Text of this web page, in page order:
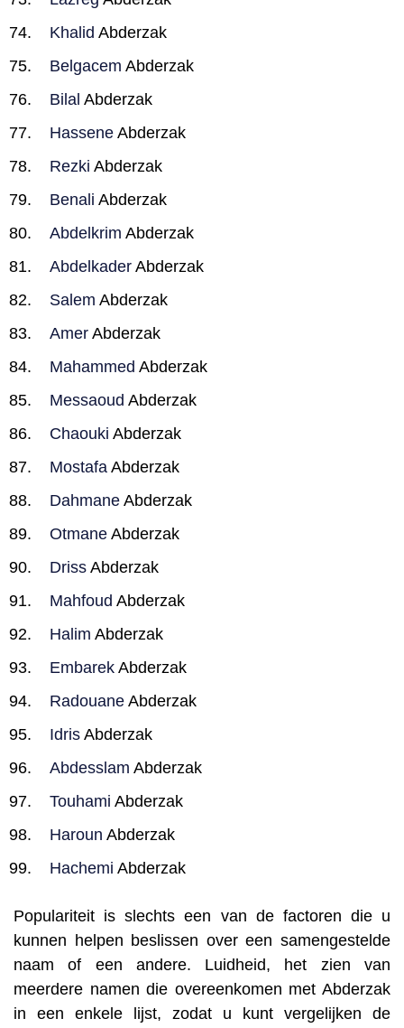
Khalid Abderzak
Belgacem Abderzak
Bilal Abderzak
Hassene Abderzak
Rezki Abderzak
Benali Abderzak
Abdelkrim Abderzak
Abdelkader Abderzak
Salem Abderzak
Amer Abderzak
Mahammed Abderzak
Messaoud Abderzak
Chaouki Abderzak
Mostafa Abderzak
Dahmane Abderzak
Otmane Abderzak
Driss Abderzak
Mahfoud Abderzak
Halim Abderzak
Embarek Abderzak
Radouane Abderzak
Idris Abderzak
Abdesslam Abderzak
Touhami Abderzak
Haroun Abderzak
Hachemi Abderzak
Populariteit is slechts een van de factoren die u
kunnen helpen beslissen over een samengestelde
naam of een andere. Luidheid, het zien van
meerdere namen die overeenkomen met Abderzak
in een enkele lijst, zodat u kunt vergelijken de